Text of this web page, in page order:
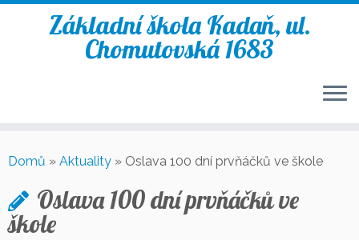
to
Základní škola Kadaň, ul.
Chomutovská 1683
Domů » Aktuality » Oslava 100 dní prvňáčků ve škole
Oslava 100 dní prvňáčků ve
škole